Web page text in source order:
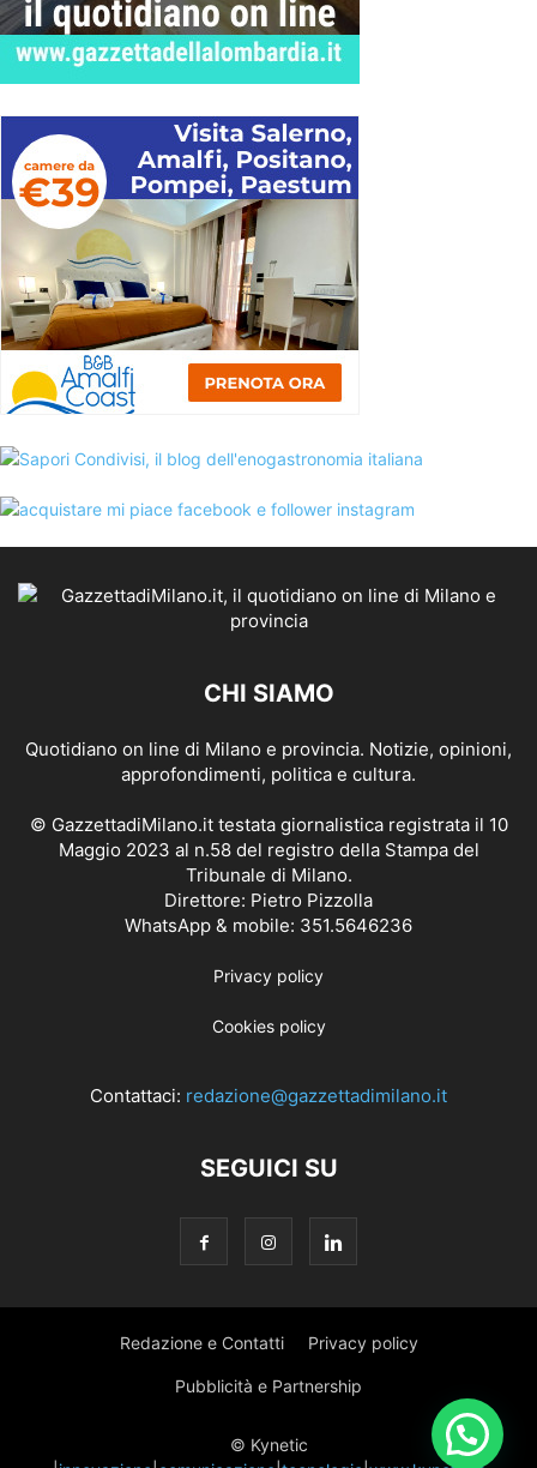
CHI SIAMO
Quotidiano on line di Milano e provincia. Notizie, opinioni,
approfondimenti, politica e cultura.
© GazzettadiMilano.it testata giornalistica registrata il 10
Maggio 2023 al n.58 del registro della Stampa del
Tribunale di Milano.
Direttore: Pietro Pizzolla
WhatsApp & mobile: 351.5646236
Privacy policy
Cookies policy
Contattaci: redazione@gazzettadimilano.it
SEGUICI SU
Redazione e Contatti Privacy policy
Pubblicità e Partnership
© Kynetic